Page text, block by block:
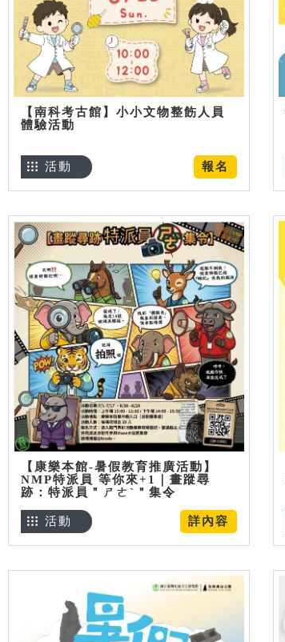
【南科考古館】小小文物整飭人員
體驗活動
報名
活動
【康樂本館-暑假教育推廣活動】
NMP特派員 等你來+1｜畫蹤尋
跡：特派員＂ㄕㄜˋ＂集令
詳內容
活動